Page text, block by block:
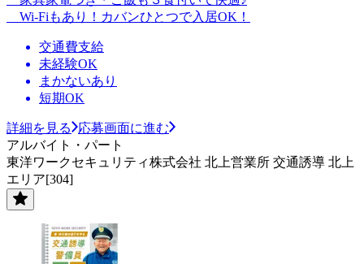
Wi-Fiもあり！カバンひとつで入居OK！
交通費支給
未経験OK
まかないあり
短期OK
詳細を見る
応募画面に進む
アルバイト・パート
東洋ワークセキュリティ株式会社 北上営業所 交通誘導 北上
エリア[304]